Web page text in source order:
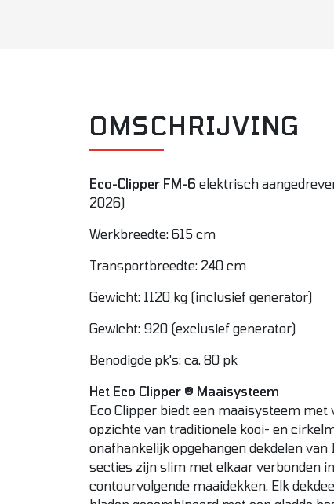
OMSCHRIJVING
Eco-Clipper FM-6 elektrisch
2026)
Werkbreedte: 615 cm
Transportbreedte: 240 cm
Gewicht: 1120 kg (inclusief generator)
Gewicht: 920 (exclusief generator)
Benodigde pk's: ca. 80 pk
Het Eco Clipper ® Maaisysteem
Eco Clipper biedt een maaisysteem met
opzichte van traditionele kooi- en
onafhankelijk opgehangen dekdelen van
secties zijn slim met elkaar verbonden
contourvolgende maaidekken. Elk